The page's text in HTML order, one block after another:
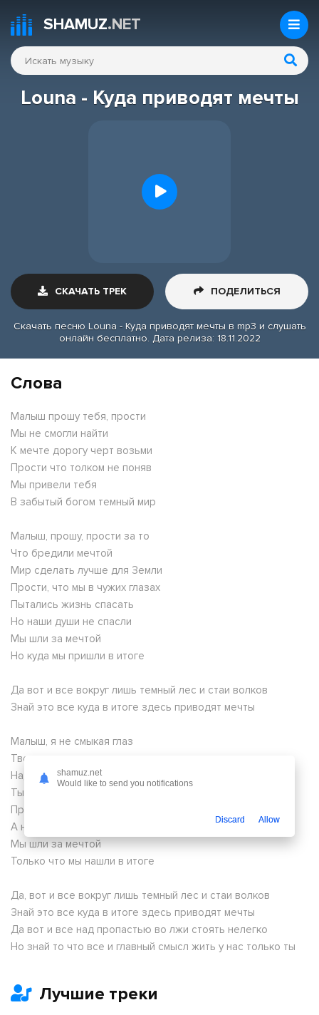
SHAMUZ.NET
Louna - Куда приводят мечты
СКАЧАТЬ ТРЕК ПОДЕЛИТЬСЯ
Скачать песню Louna - Куда приводят мечты в mp3 и слушать
онлайн бесплатно. Дата релиза: 18.11.2022
Слова
Малыш прошу тебя, прости
Мы не смогли найти
К мечте дорогу черт возьми
Прости что толком не поняв
Мы привели тебя
В забытый богом темный мир
Малыш, прошу, прости за то
Что бредили мечтой
Мир сделать лучше для Земли
Прости, что мы в чужих глазах
Пытались жизнь спасать
Но наши души не спасли
Мы шли за мечтой
Но куда мы пришли в итоге
Да вот и все вокруг лишь темный лес и стаи волков
Знай это все куда в итоге здесь приводят мечты
Малыш, я не смыкая глаз
Твои сны стерегла
Над каждым вдохом по ночам
Ты спишь, но монстр в темноте
Приказ дал есть детей
А нам оглохнуть и молчать
Мы шли за мечтой
Только что мы нашли в итоге
Да, вот и все вокруг лишь темный лес и стаи волков
Знай это все куда в итоге здесь приводят мечты
Да вот и все над пропастью во лжи стоять нелегко
Но знай то что все и главный смысл жить у нас только ты
Лучшие треки
shamuz.net
Would like to send you notifications
Discard Allow